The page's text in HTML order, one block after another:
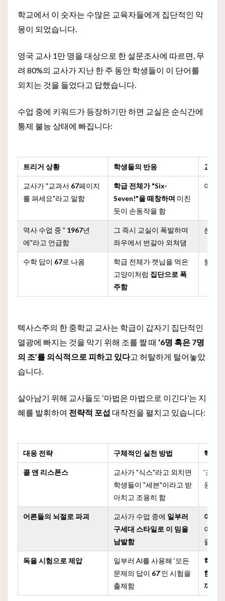
학교에서 이 숫자는 수많은 교육자들에게 집단적인 악
몽이 되었습니다.
영국 교사 1만 명을 대상으로 한 설문조사에 따르면, 무
려 80%의 교사가 지난 한 주 동안 학생들이 이 단어를
외치는 것을 들었다고 답했습니다.
수업 중에 키워드가 등장하기만 하면 교실은 순식간에
통제 불능 상태에 빠집니다:
트리거 상황 학생들의 반응 교사
교사가 "교과서 67페이지
를 펴세요"라고 말함
학급 전체가 "Six-
Seven!"을 떼창하며 미친
듯이 손동작을 함
아연
역사 수업 중 " 1967년
에"라고 언급함
그 즉시 교실이 폭발하며
좌우에서 번갈아 외쳐댐
쓴웃
수학 답이 67로 나옴
학급 전체가 캣닙을 먹은
고양이처럼 집단으로 폭
주함
붕괴
텍사스주의 한 중학교 교사는 학급이 갑자기 집단적인
열광에 빠지는 것을 막기 위해 조를 짤 때 ‘6명 혹은 7명
의 조’를 의식적으로 피하고 있다고 허탈하게 털어놓았
습니다.
살아남기 위해 교사들도 ‘마법은 마법으로 이긴다’는 지
혜를 발휘하여 전략적 포섭 대작전을 펼치고 있습니다:
대응 전략 구체적인 실천 방법 핵심
콜 앤 리스폰스
교사가 "식스"라고 외치면
학생들이 "세븐"이라고 받
아치고 조용히 함
‘조용
응하
어른들의 뇌절로 파괴 교사가 수업 중에 일부러
구세대 스타일로 이 밈을
남발함
어른
이 가
을 지
독을 시험으로 제압
일부러 AI를 사용해 ‘모든
문제의 답이 67‘인 시험을
출제함
학생
한 지
끼게